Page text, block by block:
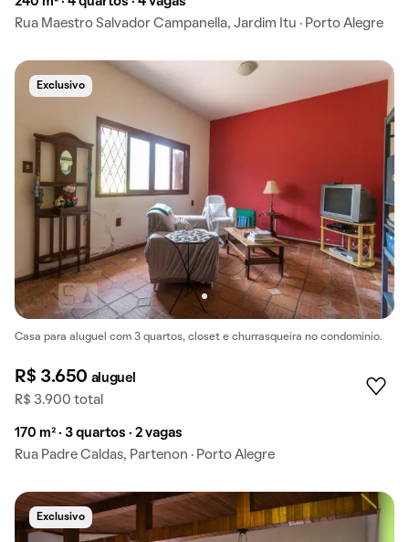
Rua Maestro Salvador Campanella, Jardim Itu · Porto Alegre
Exclusivo
Casa para aluguel com 3 quartos, closet e churrasqueira no condomínio.
R$ 3.650 aluguel
R$ 3.900 total
170 m² · 3 quartos · 2 vagas
Rua Padre Caldas, Partenon · Porto Alegre
Exclusivo